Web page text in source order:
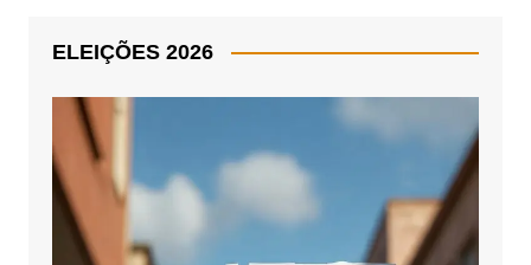
ELEIÇÕES 2026